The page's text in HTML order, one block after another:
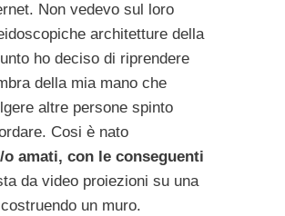
Non vedevo sul loro
architetture della
ho deciso di riprendere
della mia mano che
altre persone spinto
Cosi è nato
amati, con le conseguenti
da video proiezioni su una
un muro.